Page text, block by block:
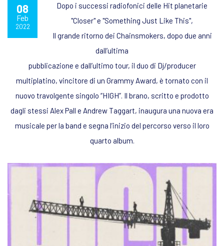
08
Feb
2022
Dopo i successi radiofonici delle Hit planetarie
"Closer" e "Something Just Like This",
Il grande ritorno dei Chainsmokers, dopo due anni
dall’ultima
pubblicazione e dall’ultimo tour, il duo di Dj/producer
multiplatino, vincitore di un Grammy Award, è tornato con il
nuovo travolgente singolo “HIGH”. Il brano, scritto e prodotto
dagli stessi Alex Pall e Andrew Taggart, inaugura una nuova era
musicale per la band e segna l’inizio del percorso verso il loro
quarto album.